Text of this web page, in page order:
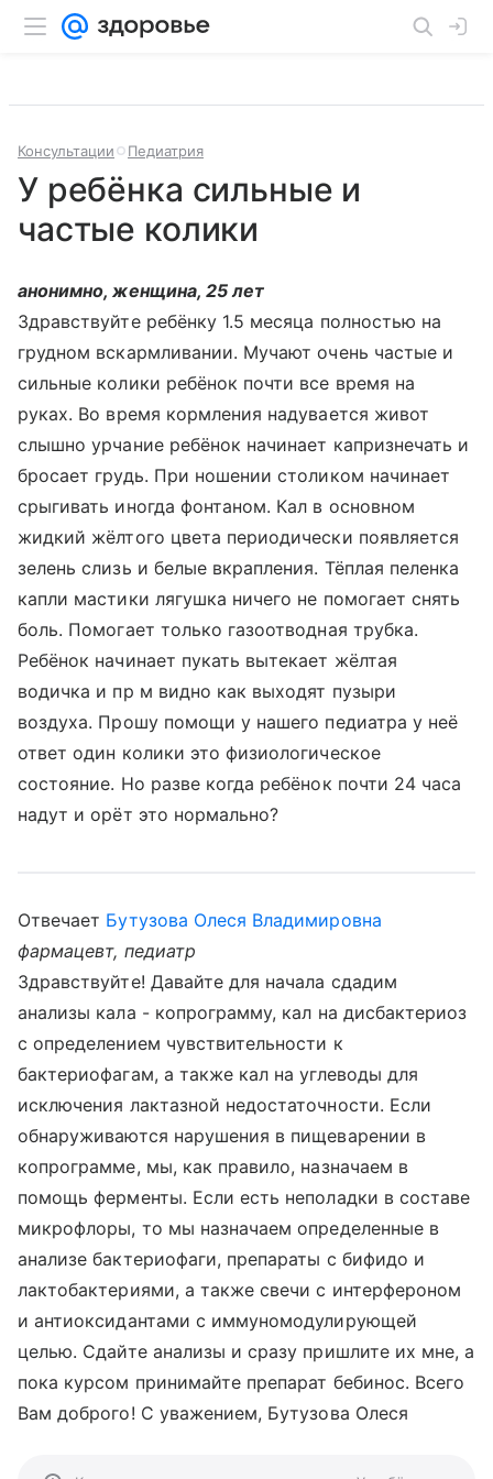
Консультации Педиатрия
У ребёнка сильные и
частые колики
анонимно, женщина, 25 лет
Здравствуйте ребёнку 1.5 месяца полностью на
грудном вскармливании. Мучают очень частые и
сильные колики ребёнок почти все время на
руках. Во время кормления надувается живот
слышно урчание ребёнок начинает капризнечать и
бросает грудь. При ношении столиком начинает
срыгивать иногда фонтаном. Кал в основном
жидкий жёлтого цвета периодически появляется
зелень слизь и белые вкрапления. Тёплая пеленка
капли мастики лягушка ничего не помогает снять
боль. Помогает только газоотводная трубка.
Ребёнок начинает пукать вытекает жёлтая
водичка и пр м видно как выходят пузыри
воздуха. Прошу помощи у нашего педиатра у неё
ответ один колики это физиологическое
состояние. Но разве когда ребёнок почти 24 часа
надут и орёт это нормально?
Отвечает Бутузова Олеся Владимировна
фармацевт, педиатр
Здравствуйте! Давайте для начала сдадим
анализы кала - копрограмму, кал на дисбактериоз
с определением чувствительности к
бактериофагам, а также кал на углеводы для
исключения лактазной недостаточности. Если
обнаруживаются нарушения в пищеварении в
копрограмме, мы, как правило, назначаем в
помощь ферменты. Если есть неполадки в составе
микрофлоры, то мы назначаем определенные в
анализе бактериофаги, препараты с бифидо и
лактобактериями, а также свечи с интерфероном
и антиоксидантами с иммуномодулирующей
целью. Сдайте анализы и сразу пришлите их мне, а
пока курсом принимайте препарат бебинос. Всего
Вам доброго! С уважением, Бутузова Олеся